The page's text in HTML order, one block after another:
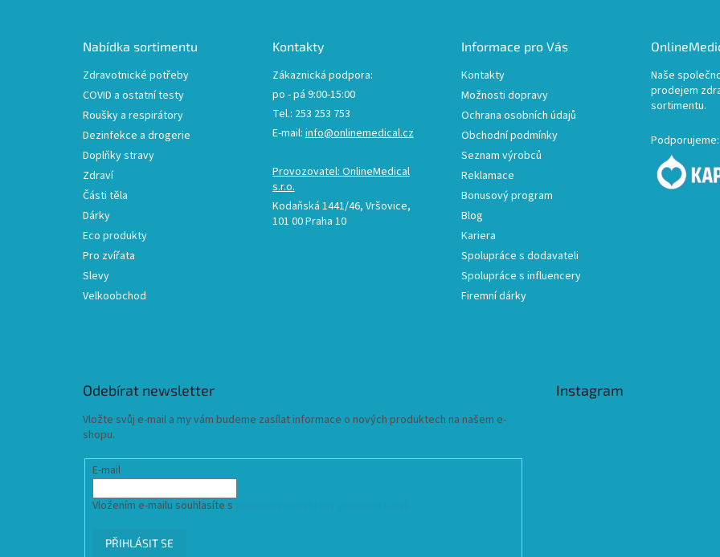
Nabídka sortimentu
Zdravotnické potřeby
COVID a ostatní testy
Roušky a respirátory
Dezinfekce a drogerie
Doplňky stravy
Zdraví
Části těla
Dárky
Eco produkty
Pro zvířata
Slevy
Velkoobchod
Kontakty
Zákaznická podpora:
po - pá 9:00-15:00
Tel.: 253 253 753
E-mail: info@onlinemedical.cz
Provozovatel: OnlineMedical
s.r.o.
Kodaňská 1441/46, Vršovice,
101 00 Praha 10
Informace pro Vás
Kontakty
Možnosti dopravy
Ochrana osobních údajů
Obchodní podmínky
Seznam výrobců
Reklamace
Bonusový program
Blog
Kariera
Spolupráce s dodavateli
Spolupráce s influencery
Firemní dárky
Naše
prodejem
sortimentu.
Podporujeme:
Odebírat newsletter
Vložte svůj e-mail a my vám budeme zasílat informace o nových produktech na našem e-
shopu.
E-mail
Vložením e-mailu souhlasíte s
PŘIHLÁSIT SE
Instagram